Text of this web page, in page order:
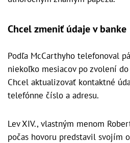
Chcel zmeniť údaje v banke
Podľa McCarthyho telefonoval
niekoľko mesiacov po zvolení
Chcel aktualizovať kontaktné
telefónne číslo a adresu.
Lev XIV., vlastným menom
počas hovoru predstavil svojím